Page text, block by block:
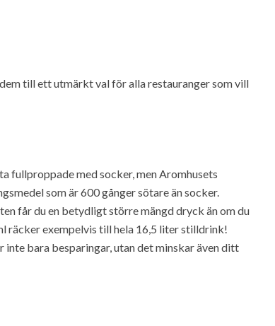
till ett utmärkt val för alla restauranger som vill
fullproppade med socker, men Aromhusets
som är 600 gånger sötare än socker.
får du en betydligt större mängd dryck än om du
räcker exempelvis till hela 16,5 liter stilldrink!
bara besparingar, utan det minskar även ditt